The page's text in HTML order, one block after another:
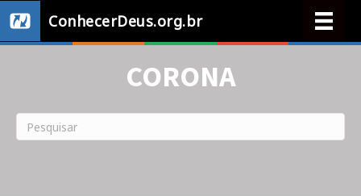
ConhecerDeus.org.br
CORONA